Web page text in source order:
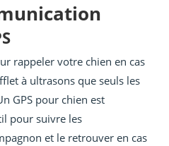
rappeler votre chien en cas
à ultrasons que seuls les
GPS pour chien est
pour suivre les
et le retrouver en cas